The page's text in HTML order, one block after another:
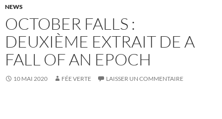
NEWS
OCTOBER FALLS :
DEUXIÈME EXTRAIT DE A
FALL OF AN EPOCH
10 MAI 2020 FÉE VERTE LAISSER UN COMMENTAIRE